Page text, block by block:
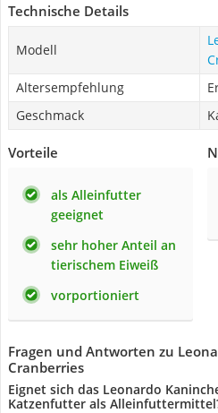
Technische Details
Modell
Altersempfehlung
Geschmack
Vorteile
als Alleinfutter
geeignet
sehr hoher Anteil an
tierischem Eiweiß
vorportioniert
Fragen und Antworten zu
Cranberries
Eignet sich das Leonardo
Katzenfutter als